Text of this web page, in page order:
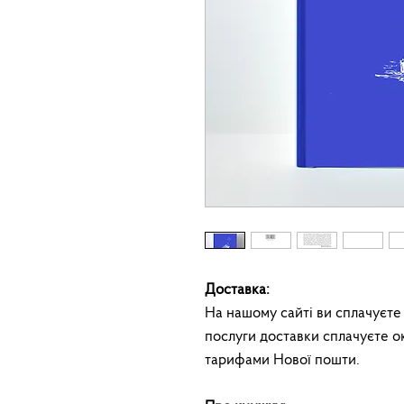
Доставка:
На нашому сайті ви
послуги доставки сплачуєте
тарифами Нової пошти.